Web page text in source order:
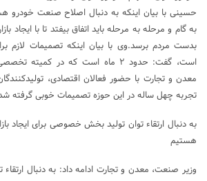
حسینی با بیان اینکه به دنبال اصلاح صنعت خودرو
به گام و مرحله به مرحله باید اتفاق بیفتد تا با ایجاد
بدست مردم برسد.وی با بیان اینکه تصمیمات لازم
است، گفت: حدود ۲ ماه است که در
معدن و ‌تجارت با حضور فعالان اقتصادی،
تجربه چهل ساله در این حوزه تصمیمات خوبی گرفته
به دنبال ارتقاء توان تولید بخش خصوصی برای ایجاد
هستیم
وزیر صنعت، معدن و تجارت ادامه داد: به دنبال